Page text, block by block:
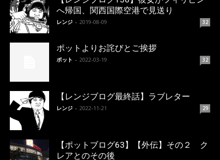
へ帰国、関西国際空港で見送り
レンジ - 2019-08-09 32
ポットよりお詫びとご挨拶
ポット - 2022-03-19 32
【レンジブログ最終話】ラブレター
レンジ - 2022-11-21 29
【ポットブログ63】【外伝】その２ ク
レアとのその後